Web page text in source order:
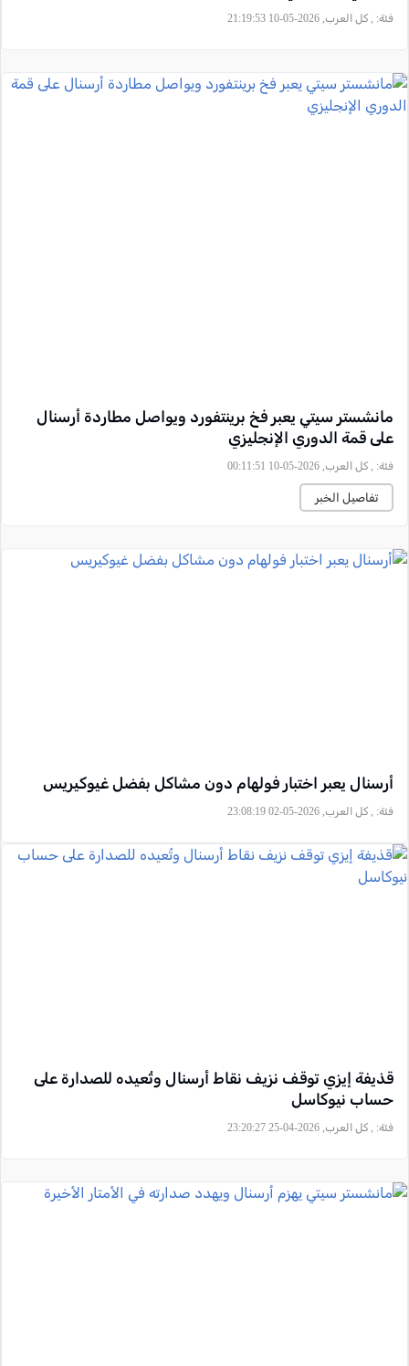
فئة: , كل العرب, 2026-05-10 21:19:53
مانشستر سيتي يعبر فخ برينتفورد ويواصل مطاردة أرسنال
على قمة الدوري الإنجليزي
فئة: , كل العرب, 2026-05-10 00:11:51
تفاصيل الخبر
أرسنال يعبر اختبار فولهام دون مشاكل بفضل غيوكيريس
فئة: , كل العرب, 2026-05-02 23:08:19
قذيفة إيزي توقف نزيف نقاط أرسنال وتُعيده للصدارة على
حساب نيوكاسل
فئة: , كل العرب, 2026-04-25 23:20:27